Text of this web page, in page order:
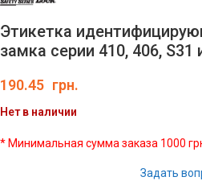
Этикетка
замка серии 410, 406,
190.45 грн.
Нет в наличии
* Минимальная сумма заказа 1000
Задать